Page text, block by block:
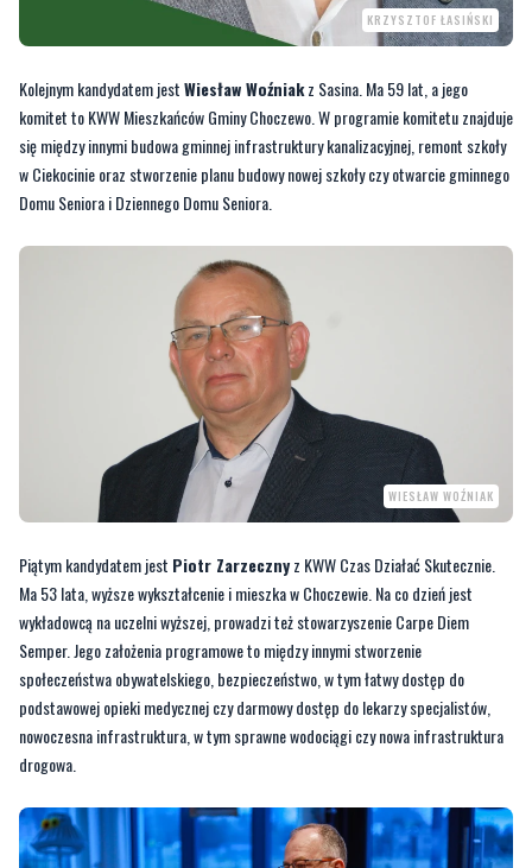
KRZYSZTOF ŁASIŃSKI
Kolejnym kandydatem jestWiesław Woźniakz Sasina. Ma 59 lat, a jego
komitet to KWW Mieszkańców Gminy Choczewo. W programie komitetu znajduje
się między innymi budowa gminnej infrastruktury kanalizacyjnej, remont szkoły
w Ciekocinie oraz stworzenie planu budowy nowej szkoły czy otwarcie gminnego
Domu Seniora i Dziennego Domu Seniora.
WIESŁAW WOŹNIAK
Piątym kandydatem jest Piotr Zarzecznyz KWW Czas Działać Skutecznie.
Ma 53 lata, wyższe wykształcenie i mieszka w Choczewie. Na co dzień jest
wykładowcą na uczelni wyższej, prowadzi też stowarzyszenie Carpe Diem
Semper. Jego założenia programowe to między innymi stworzenie
społeczeństwa obywatelskiego, bezpieczeństwo, w tym łatwy dostęp do
podstawowej opieki medycznej czy darmowy dostęp do lekarzy specjalistów,
nowoczesna infrastruktura, w tym sprawne wodociągi czy nowa infrastruktura
drogowa.